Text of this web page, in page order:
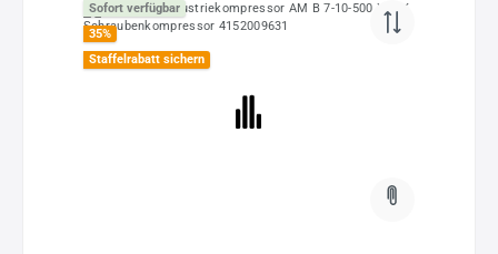
Sofort verfügbar
35%
Staffelrabatt sichern